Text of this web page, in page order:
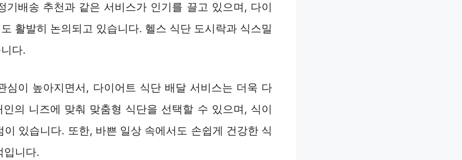
기배송 추천과 같은 서비스가 인기를 끌고 있으며, 다이
활발히 논의되고 있습니다. 헬스 식단 도시락과 식스밀
다.
심이 높아지면서, 다이어트 식단 배달 서비스는 더욱 다
의 니즈에 맞춰 맞춤형 식단을 선택할 수 있으며, 식이
있습니다. 또한, 바쁜 일상 속에서도 손쉽게 건강한 식
입니다.